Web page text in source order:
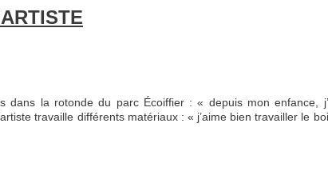
dans la rotonde du parc Écoiffier : « depuis mon enfance,
travaille différents matériaux : « j’aime bien travailler le